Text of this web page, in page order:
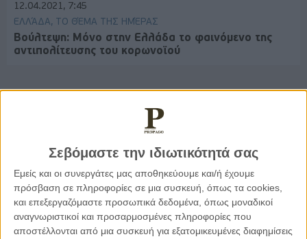
Σεβόμαστε την ιδιωτικότητά σας
Εμείς και οι συνεργάτες μας αποθηκεύουμε και/ή έχουμε
πρόσβαση σε πληροφορίες σε μια συσκευή, όπως τα cookies,
και επεξεργαζόμαστε προσωπικά δεδομένα, όπως μοναδικοί
αναγνωριστικοί και προσαρμοσμένες πληροφορίες που
αποστέλλονται από μια συσκευή για εξατομικευμένες διαφημίσεις
12.04.2021, 7:45
ΕΛΛΆΔΑ, ΤΟ ΘΈΜΑ ΤΗΣ ΗΜΈΡΑΣ
Βούλτεψη: Μόνο στην Ελλάδα το φαινόμενο της
αντιπολίτευσης του κορωνοϊού
Κέλλυ Καμπάκη
Κέλλυ Καμπάκη: Η μαμά της Έμμας
γράφει για την “ισόβια καταδίκη
της”